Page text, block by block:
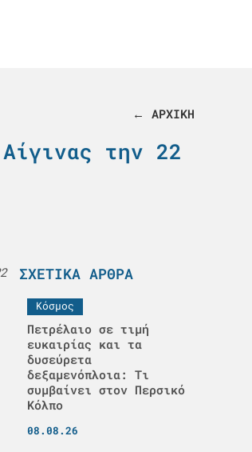
← ΑΡΧΙΚΗ
την 22
ΣΧΕΤΙΚΆ ΆΡΘΡΑ
Κόσμος
Πετρέλαιο σε τιμή
ευκαιρίας και τα
δυσεύρετα
δεξαμενόπλοια: Τι
συμβαίνει στον Περσικό
Κόλπο
08.08.26